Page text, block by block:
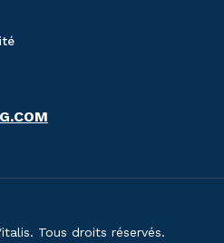
Tous droits réservés.